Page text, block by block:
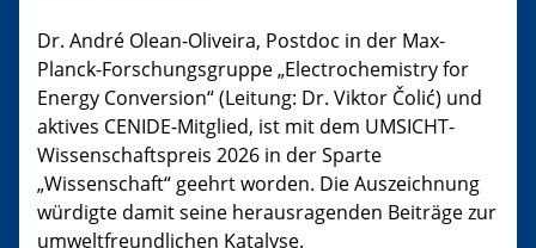
Dr. André Olean-Oliveira, Postdoc in der Max-
Planck-Forschungsgruppe „Electrochemistry for
Energy Conversion“ (Leitung: Dr. Viktor Čolić) und
aktives CENIDE-Mitglied, ist mit dem UMSICHT-
Wissenschaftspreis 2026 in der Sparte
„Wissenschaft“ geehrt worden. Die Auszeichnung
würdigte damit seine herausragenden Beiträge zur
umweltfreundlichen Katalyse.